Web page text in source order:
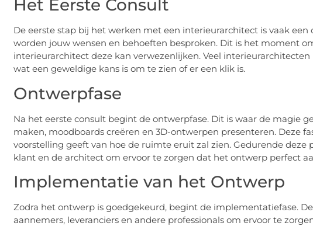
Het Eerste Consult
De eerste stap bij het werken met een interieurarchitect is vaak
worden jouw wensen en behoeften besproken. Dit is het moment
interieurarchitect deze kan verwezenlijken. Veel
wat een geweldige kans is om te zien of er een klik is.
Ontwerpfase
Na het eerste consult begint de ontwerpfase. Dit is waar de magie
maken, moodboards creëren en 3D-ontwerpen presenteren. Deze
voorstelling geeft van hoe de ruimte eruit zal zien. Gedurende deze
klant en de architect om ervoor te zorgen dat het ontwerp perfect
Implementatie van het Ontwerp
Zodra het ontwerp is goedgekeurd, begint de implementatiefase.
aannemers, leveranciers en andere professionals om ervoor te